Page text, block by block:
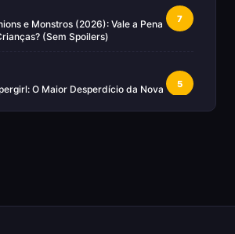
e Monstros (2026): Vale a Pena
(Sem Spoilers)
7
O Maior Desperdício da Nova
5